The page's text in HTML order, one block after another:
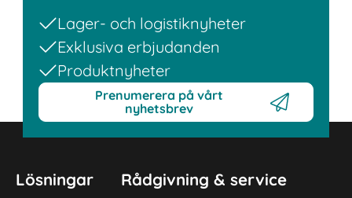
Lager- och logistiknyheter
Exklusiva erbjudanden
Produktnyheter
Prenumerera på vårt
nyhetsbrev
Lösningar Rådgivning & service